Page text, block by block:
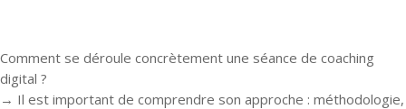
Comment se déroule concrètement une séance de coaching
digital ?
→ Il est important de comprendre son approche : méthodologie,